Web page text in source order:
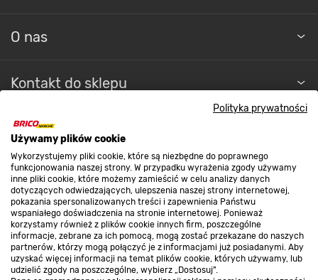
Polityka prywatności
Używamy plików cookie
Wykorzystujemy pliki cookie, które są niezbędne do poprawnego
funkcjonowania naszej strony. W przypadku wyrażenia zgody używamy
inne pliki cookie, które możemy zamieścić w celu analizy danych
dotyczących odwiedzających, ulepszenia naszej strony internetowej,
pokazania spersonalizowanych treści i zapewnienia Państwu
wspaniałego doświadczenia na stronie internetowej. Ponieważ
korzystamy również z plików cookie innych firm, poszczególne
informacje, zebrane za ich pomocą, mogą zostać przekazane do naszych
partnerów, którzy mogą połączyć je z informacjami już posiadanymi. Aby
uzyskać więcej informacji na temat plików cookie, których używamy, lub
udzielić zgody na poszczególne, wybierz „Dostosuj”.
O nas
Kontakt do sklepu
Strefa biznesu
Dołącz do nas
Metody płatności